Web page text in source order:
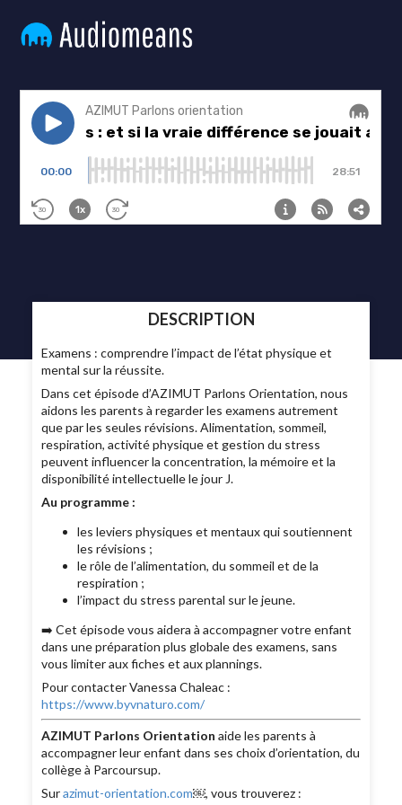
DESCRIPTION
Examens : comprendre l’impact de l’état physique et
mental sur la réussite.
Dans cet épisode d’AZIMUT Parlons Orientation, nous
aidons les parents à regarder les examens autrement
que par les seules révisions. Alimentation, sommeil,
respiration, activité physique et gestion du stress
peuvent influencer la concentration, la mémoire et la
disponibilité intellectuelle le jour J.
Au programme :
les leviers physiques et mentaux qui soutiennent
les révisions ;
le rôle de l’alimentation, du sommeil et de la
respiration ;
l’impact du stress parental sur le jeune.
➡️ Cet épisode vous aidera à accompagner votre enfant
dans une préparation plus globale des examens, sans
vous limiter aux fiches et aux plannings.
Pour contacter Vanessa Chaleac :
https://www.byvnaturo.com/
AZIMUT Parlons Orientation aide les parents à
accompagner leur enfant dans ses choix d’orientation, du
collège à Parcoursup.
Surazimut-orientation.com￼, vous trouverez :